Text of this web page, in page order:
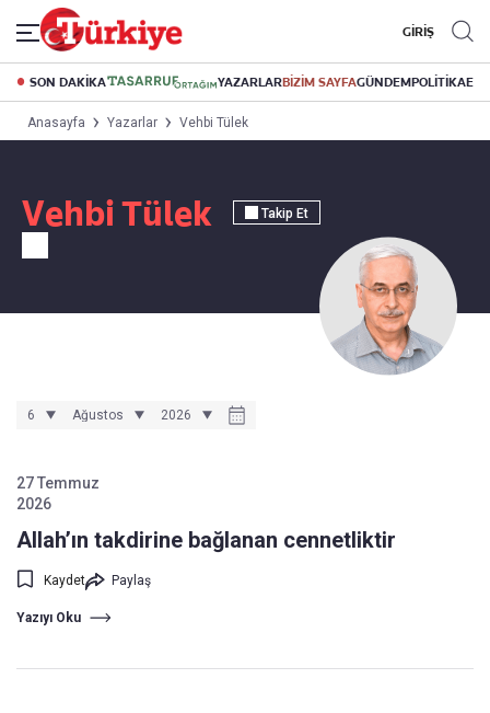
GİRİŞ
SON DAKİKA YAZARLARBİZİM SAYFAGÜNDEMPOLİTİKA
Anasayfa Yazarlar Vehbi Tülek
Vehbi Tülek Takip Et
27 Temmuz
2026
Allah’ın takdirine bağlanan cennetliktir
Kaydet Paylaş
Yazıyı Oku